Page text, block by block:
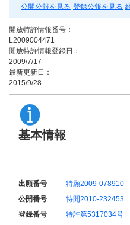
公開公報を見る 登録公報を見る
開放特許情報番号：
L2009004471
開放特許情報登録日：
2009/7/17
最新更新日：
2015/9/28
基本情報
出願番号
特願2009-078910
公開番号
特開2010-232453
登録番号
特許第5317034号